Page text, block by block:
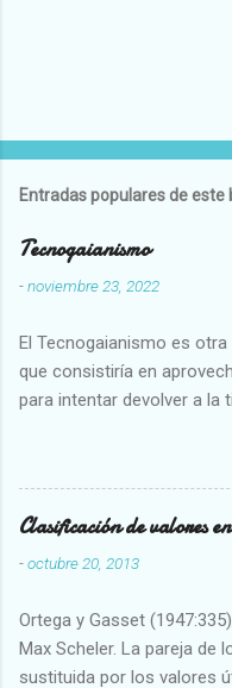
Entradas populares de este
Tecnogaianismo
-noviembre 23, 2022
El Tecnogaianismo es
que consistiría en
para intentar devolver a la
Clasificación de valores
-octubre 20, 2013
Ortega y Gasset
Max Scheler. La pareja de
sustituida por los valores